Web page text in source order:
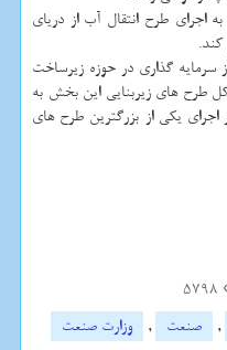
اجرای طرح انتقال آب از دریای
سرمایه گذاری در حوزه زیرساخت
طرح های زیربنایی این بخش به
اجرای یكی از بزرگترین طرح های
5798
, صنعت , وزارت صنعت